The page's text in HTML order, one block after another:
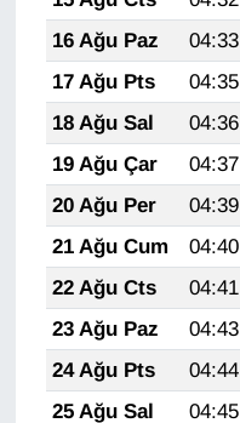
16 Ağu Paz
04:33
17 Ağu Pts
04:35
18 Ağu Sal
04:36
19 Ağu Çar
04:37
20 Ağu Per
04:39
21 Ağu Cum
04:40
22 Ağu Cts
04:41
23 Ağu Paz
04:43
24 Ağu Pts
04:44
25 Ağu Sal
04:45
YAŞAM
YEREL